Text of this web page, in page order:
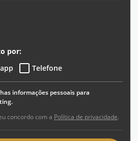
por:
Telefone
informações pessoais para
concordo com a Política de privacidade.